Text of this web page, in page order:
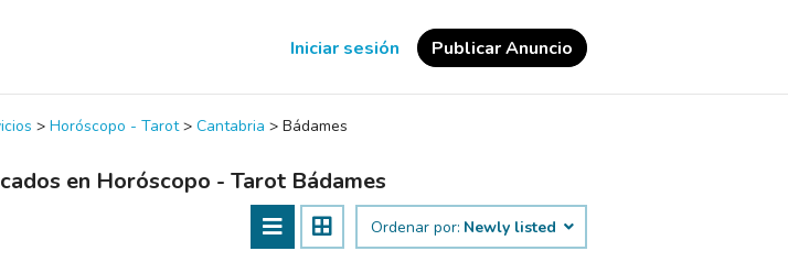
Iniciar sesión Publicar Anuncio
> Horóscopo - Tarot > Cantabria > Bádames
en Horóscopo - Tarot Bádames
Ordenar por: Newly listed